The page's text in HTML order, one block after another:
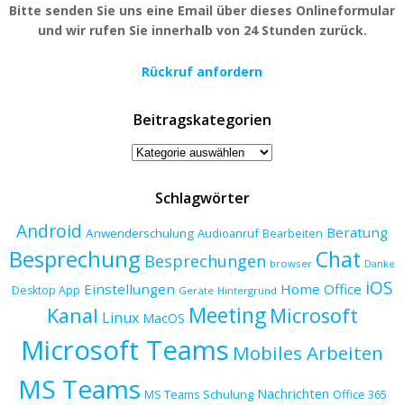
Bitte senden Sie uns eine Email über dieses Onlineformular
und wir rufen Sie innerhalb von 24 Stunden zurück.
Rückruf anfordern
Beitragskategorien
Beitragskategorien
Schlagwörter
Android Anwenderschulung Audioanruf Bearbeiten Beratung
Besprechung Besprechungen browser Chat Danke
Desktop App Einstellungen Geräte Hintergrund Home Office iOS
Kanal Linux MacOS Meeting Microsoft
Microsoft Teams Mobiles Arbeiten
MS Teams MS Teams Schulung Nachrichten Office 365